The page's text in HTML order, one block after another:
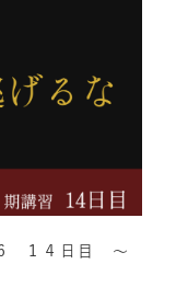
１４日目 ～